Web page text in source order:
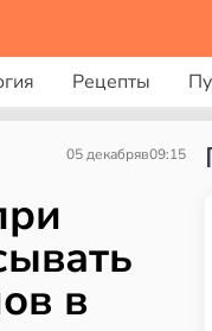
Рецепты
05 декабряв09:15
в